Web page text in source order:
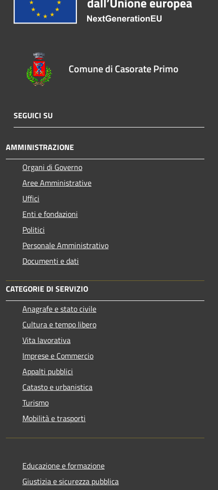
Comune di Casorate Primo
SEGUICI SU
AMMINISTRAZIONE
Organi di Governo
Aree Amministrative
Uffici
Enti e fondazioni
Politici
Personale Amministrativo
Documenti e dati
CATEGORIE DI SERVIZIO
Anagrafe e stato civile
Cultura e tempo libero
Vita lavorativa
Imprese e Commercio
Appalti pubblici
Catasto e urbanistica
Turismo
Mobilità e trasporti
Educazione e formazione
Giustizia e sicurezza pubblica